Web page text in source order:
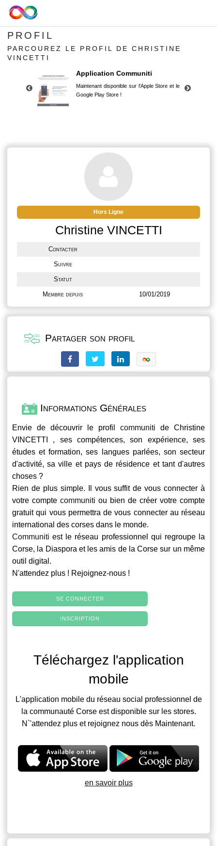
PROFIL
PARCOUREZ LE PROFIL DE CHRISTINE
VINCETTI
Application Communiti
Maintenant disponible sur l'Apple Store et le
Google Play Store !
Google Play Store !
Hors Ligne
Christine VINCETTI
Contacter
Suivre
Statut
Membre depuis 10/01/2019
Partager son profil
Informations Générales
Envie de découvrir le profil communiti de Christine
VINCETTI , ses compétences, son expérience, ses
études et formation, ses langues parlées, son secteur
d'activité, sa ville et pays de résidence et tant d'autres
choses ?
Rien de plus simple. Il vous suffit de vous connecter à
votre compte communiti ou bien de créer votre compte
gratuit qui vous permettra de vous connecter au réseau
international des corses dans le monde.
Communiti est le réseau professionnel qui regroupe la
Corse, la Diaspora et les amis de la Corse sur un même
outil digital.
N'attendez plus ! Rejoignez-nous !
SE CONNECTER
INSCRIPTION
Téléchargez l'application
mobile
L'application mobile du réseau social professionnel de
la communauté Corse est disponible sur les stores.
N`'attendez plus et rejoignez nous dès Maintenant.
en savoir plus